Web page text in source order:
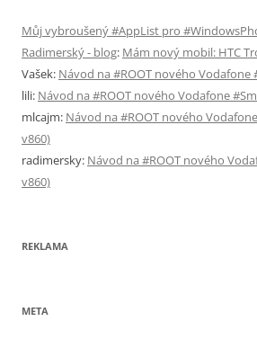
Můj vybroušený #AppList pro
Radimerský - blog: Mám nový mobil: HTC
Vašek: Návod na #ROOT nového Vodafone
lili: Návod na #ROOT nového Vodafone
mlcajm: Návod na #ROOT nového
v860)
radimersky: Návod na #ROOT nového
v860)
REKLAMA
META